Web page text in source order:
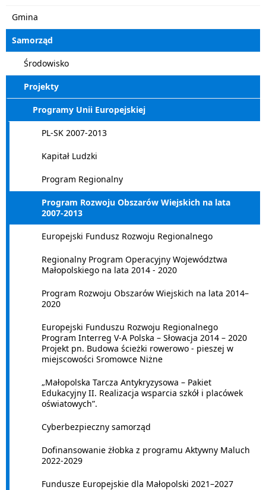
Gmina
Samorząd
Środowisko
Projekty
Programy Unii Europejskiej
PL-SK 2007-2013
Kapitał Ludzki
Program Regionalny
Program Rozwoju Obszarów Wiejskich na lata
2007-2013
Europejski Fundusz Rozwoju Regionalnego
Regionalny Program Operacyjny Województwa
Małopolskiego na lata 2014 - 2020
Program Rozwoju Obszarów Wiejskich na lata 2014–
2020
Europejski Funduszu Rozwoju Regionalnego
Program Interreg V-A Polska – Słowacja 2014 – 2020
Projekt pn. Budowa ścieżki rowerowo - pieszej w
miejscowości Sromowce Niżne
„Małopolska Tarcza Antykryzysowa – Pakiet
Edukacyjny II. Realizacja wsparcia szkół i placówek
oświatowych”.
Cyberbezpieczny samorząd
Dofinansowanie żłobka z programu Aktywny Maluch
2022-2029
Fundusze Europejskie dla Małopolski 2021–2027